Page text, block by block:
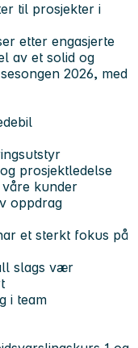
til prosjekter i
etter engasjerte
av et solid og
2026, med
prosjektledelse
kunder
oppdrag
et sterkt fokus på
slags vær
i team